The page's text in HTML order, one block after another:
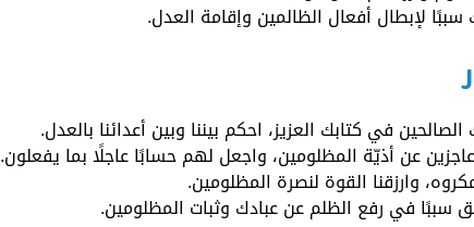
سببًا لإبطال أفعال الظالمين وإقامة العدل.
في كتابك العزيز، احكم بيننا وبين أعدائنا بالعدل.
عن أذيّة المظلومين، واجعل لهم حسابًا عاجلًا بما يفعلون.
وارزقنا القوة لنصرة المظلومين.
سببًا في رفع الظلم عن عبادك وثبات المظلومين.